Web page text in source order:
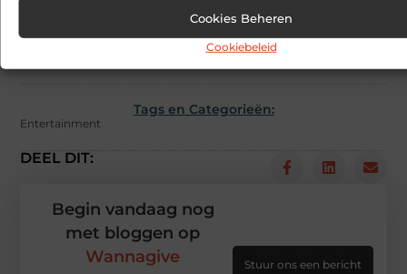
Cookies Beheren
Cookiebeleid
Goed artikel? Deel hem dan op:
(Twitter)
Pinterest
Tags en Categorieën:
Entertainment
DEEL DIT:
Begin vandaag nog
met bloggen op
Wannagive
Stuur ons een bericht